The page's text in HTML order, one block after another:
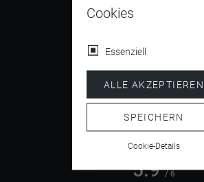
4.5/ 5
5.9/ 6
Cookies
Essenziell
ALLE AKZEPTIEREN
SPEICHERN
Cookie-Details